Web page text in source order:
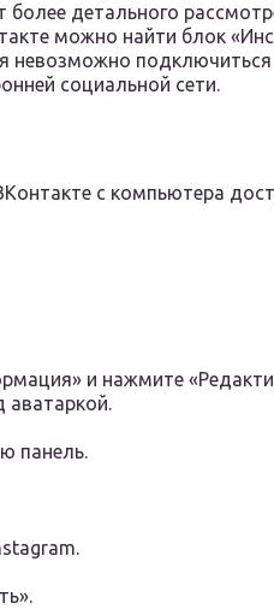
детального
можно найти блок
невозможно подключиться
социальной сети.
с компьютера
и нажмите
аватаркой.
панель.